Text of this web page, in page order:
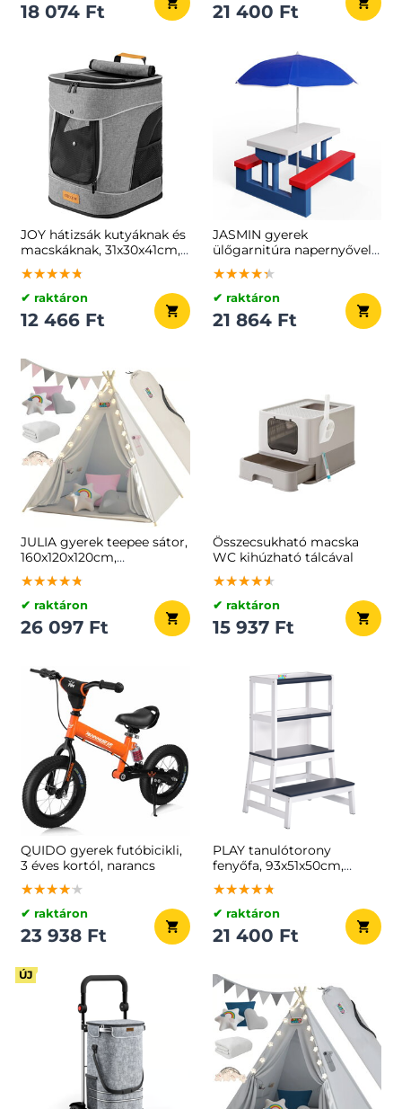
18 074 Ft 21 400 Ft
JOY hátizsák kutyáknak és
macskáknak, 31x30x41cm,
szürke
★★★★★
★★★★★
★★★★★
✔ raktáron
12 466 Ft
JASMIN gyerek
ülőgarnitúra napernyővel,
67x78,5x42,5cm,
kék/fehér/piros
★★★★★
★★★★★
★★★★★
✔ raktáron
21 864 Ft
JULIA gyerek teepee sátor,
160x120x120cm,
bézs/rózsaszín
★★★★★
★★★★★
★★★★★
✔ raktáron
26 097 Ft
Összecsukható macska
WC kihúzható tálcával
★★★★★
★★★★★
★★★★★
✔ raktáron
15 937 Ft
QUIDO gyerek futóbicikli,
3 éves kortól, narancs
★★★★★
★★★★★
★★★★★
✔ raktáron
23 938 Ft
PLAY tanulótorony
fenyőfa, 93x51x50cm,
fehér/antracit
★★★★★
★★★★★
★★★★★
✔ raktáron
21 400 Ft
ÚJ